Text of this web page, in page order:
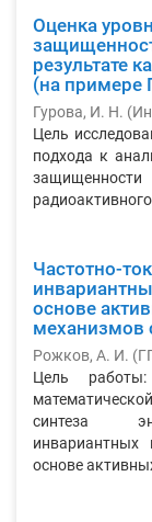
Оценка
результате
(на примере
Гурова, И. Н. (
Цель
подхода к
Частотно-
основе
механизмов
Рожков, А. И. (
Цель работы:
синтеза
инвариантных
основе